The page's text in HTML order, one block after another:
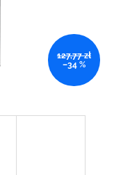
127,77 zł
–34 %